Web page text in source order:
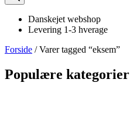
Danskejet webshop
Levering 1-3 hverage
Forside / Varer tagged “eksem”
Populære kategorier